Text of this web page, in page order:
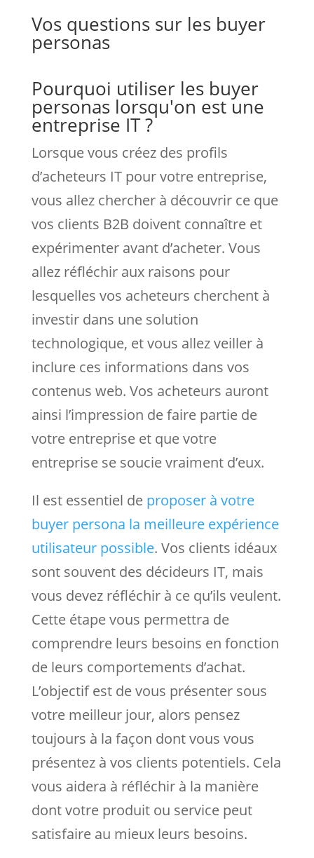
Vos questions sur les buyer
personas
Pourquoi utiliser les buyer
personas lorsqu'on est une
entreprise IT ?
Lorsque vous créez des profils
d’acheteurs IT pour votre entreprise,
vous allez chercher à découvrir ce que
vos clients B2B doivent connaître et
expérimenter avant d’acheter. Vous
allez réfléchir aux raisons pour
lesquelles vos acheteurs cherchent à
investir dans une solution
technologique, et vous allez veiller à
inclure ces informations dans vos
contenus web. Vos acheteurs auront
ainsi l’impression de faire partie de
votre entreprise et que votre
entreprise se soucie vraiment d’eux.
Il est essentiel de proposer à votre
buyer persona la meilleure expérience
utilisateur possible. Vos clients idéaux
sont souvent des décideurs IT, mais
vous devez réfléchir à ce qu’ils veulent.
Cette étape vous permettra de
comprendre leurs besoins en fonction
de leurs comportements d’achat.
L’objectif est de vous présenter sous
votre meilleur jour, alors pensez
toujours à la façon dont vous vous
présentez à vos clients potentiels. Cela
vous aidera à réfléchir à la manière
dont votre produit ou service peut
satisfaire au mieux leurs besoins.